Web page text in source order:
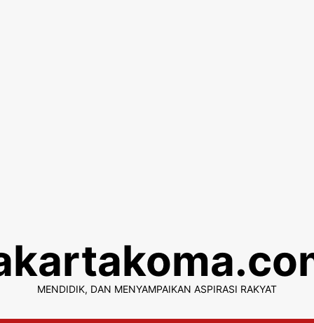
content
MENDIDIK, DAN MENYAMPAIKAN ASPIRASI RAKYAT